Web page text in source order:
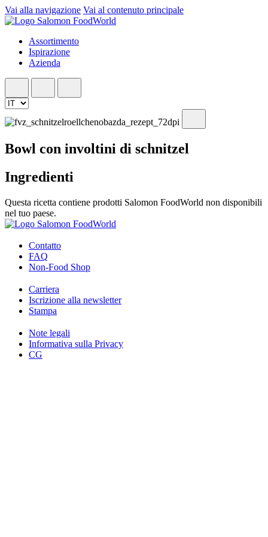
Vai alla navigazione Vai al contenuto principale
Assortimento
Ispirazione
Azienda
Bowl con involtini di schnitzel
Ingredienti
Questa ricetta contiene prodotti Salomon FoodWorld non disponibili
nel tuo paese.
Contatto
FAQ
Non-Food Shop
Carriera
Iscrizione alla newsletter
Stampa
Note legali
Informativa sulla Privacy
CG